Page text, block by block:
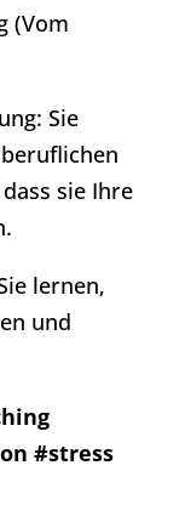
(Vom
Sie
sie Ihre
lernen,
und
#stress